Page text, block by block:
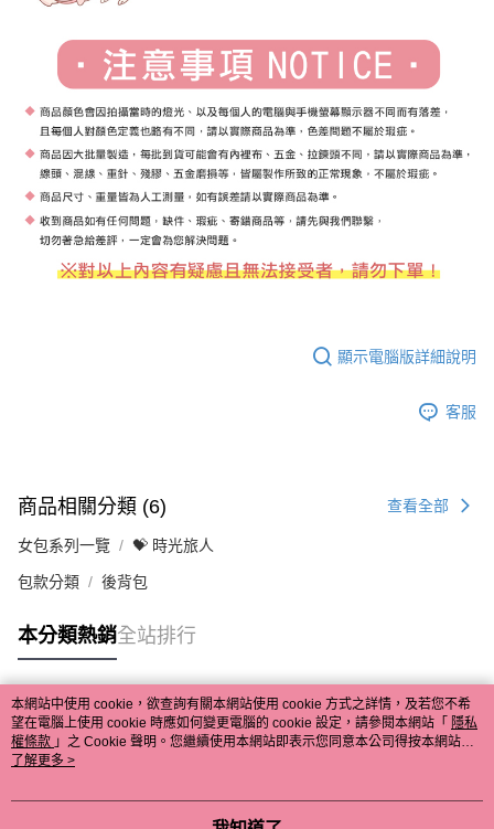
顯示電腦版詳細說明
客服
商品相關分類 (6) 查看全部
女包系列一覽 💝 時光旅人
包款分類 後背包
本分類熱銷全站排行
熱門標籤
本網站中使用 cookie，欲查詢有關本網站使用 cookie 方式之詳情，及若您不希
望在電腦上使用 cookie 時應如何變更電腦的 cookie 設定，請參閱本網站「 隱私
權條款 」之 Cookie 聲明。您繼續使用本網站即表示您同意本公司得按本網站使
用條款之 Cookie 聲明使用 cookie。
了解更多 >